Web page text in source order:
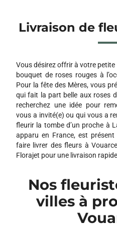
Livraison de
Vous désirez offrir à votre
bouquet de roses rouges à
Pour la fête des Mères, vous
qui fait la part belle aux roses
recherchez une idée pour
vous a invité(e) ou qui vous a
fleurir la tombe d’un proche à
apparu en France, est
faire livrer des fleurs à
Florajet pour une livraison
Nos
villes à